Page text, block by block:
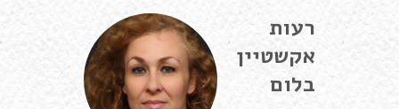
רעות
אקשטיין
בלום